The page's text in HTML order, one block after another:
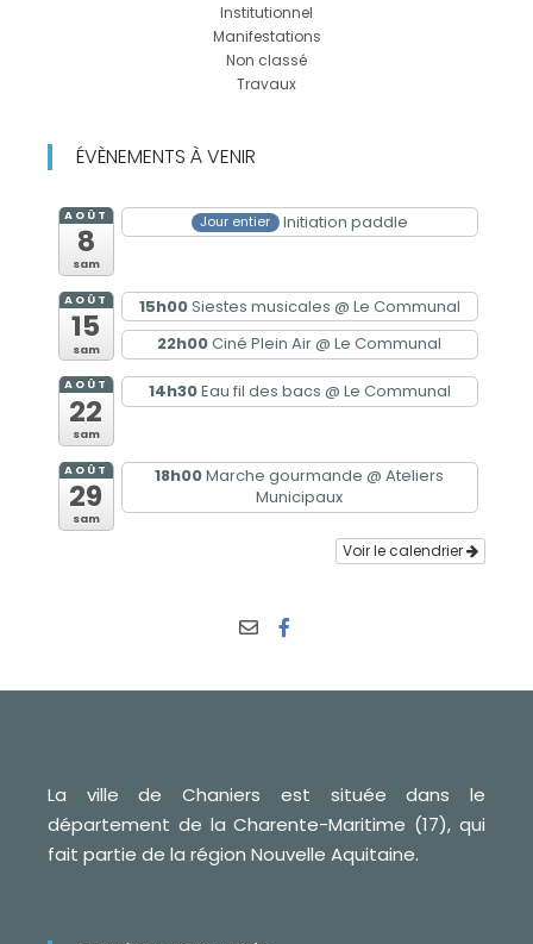
Institutionnel
Manifestations
Non classé
Travaux
ÉVÈNEMENTS À VENIR
AOÛT
8
sam
Jour entier Initiation paddle
AOÛT
15
sam
15h00Siestes musicales @ Le Communal
22h00Ciné Plein Air @ Le Communal
AOÛT
22
sam
14h30Eau fil des bacs @ Le Communal
AOÛT
29
sam
18h00Marche gourmande @ Ateliers
Municipaux
Voir le calendrier
La ville de Chaniers est située dans le
département de la Charente-Maritime (17), qui
fait partie de la région Nouvelle Aquitaine.